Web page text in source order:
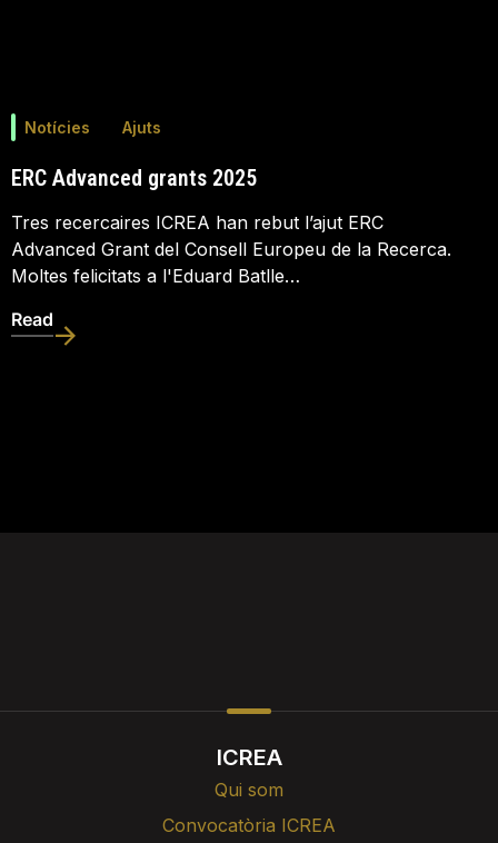
Notícies Ajuts
ERC Advanced grants 2025
Tres recercaires ICREA han rebut l’ajut ERC
Advanced Grant del Consell Europeu de la Recerca.
Moltes felicitats a l'Eduard Batlle…
Read
ICREA
Qui som
Convocatòria ICREA